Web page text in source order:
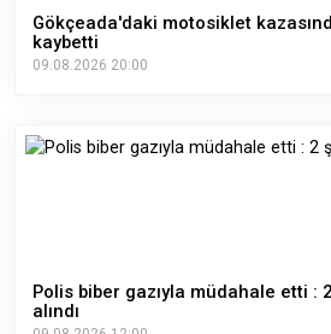
Gökçeada'daki motosiklet
kaybetti
09.08.2026 20:00
Polis biber gazıyla müdahale etti :
alındı